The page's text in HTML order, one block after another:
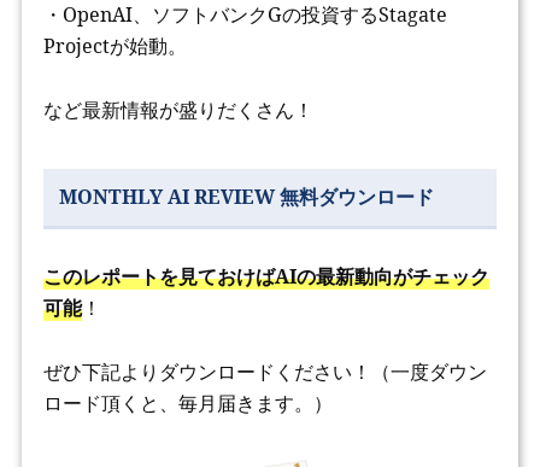
・OpenAI、ソフトバンクGの投資するStagate
Projectが始動。
など最新情報が盛りだくさん！
MONTHLY AI REVIEW 無料ダウンロード
このレポートを見ておけばAIの最新動向がチェック
可能！
ぜひ下記よりダウンロードください！（一度ダウン
ロード頂くと、毎月届きます。）